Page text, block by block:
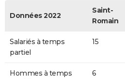
Données 2022
Saint-
Romain
Salariés à temps
partiel
15
Hommes à temps
6